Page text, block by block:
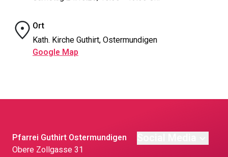
Ort
Kath. Kirche Guthirt, Ostermundigen
Google Map
Pfarrei Guthirt Ostermundigen
Obere Zollgasse 31